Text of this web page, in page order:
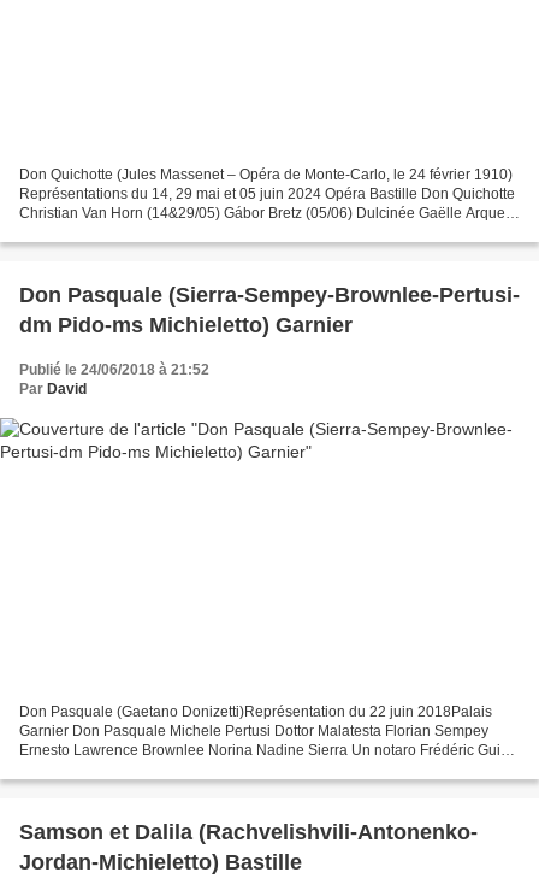
Don Quichotte (Jules Massenet – Opéra de Monte-Carlo, le 24 février 1910)
Représentations du 14, 29 mai et 05 juin 2024 Opéra Bastille Don Quichotte
Christian Van Horn (14&29/05) Gábor Bretz (05/06) Dulcinée Gaëlle Arquez
Don Pasquale (Sierra-Sempey-Brownlee-Pertusi-
dm Pido-ms Michieletto) Garnier
Publié le 24/06/2018 à 21:52
Par David
Don Pasquale (Gaetano Donizetti)Représentation du 22 juin 2018Palais
Garnier Don Pasquale Michele Pertusi Dottor Malatesta Florian Sempey
Ernesto Lawrence Brownlee Norina Nadine Sierra Un notaro Frédéric Guieu
Samson et Dalila (Rachvelishvili-Antonenko-
Jordan-Michieletto) Bastille